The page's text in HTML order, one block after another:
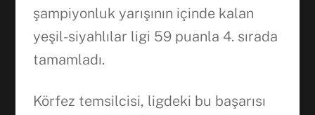
şampiyonluk yarışının içinde kalan
yeşil-siyahlılar ligi 59 puanla 4. sırada
tamamladı.
Körfez temsilcisi, ligdeki bu başarısı